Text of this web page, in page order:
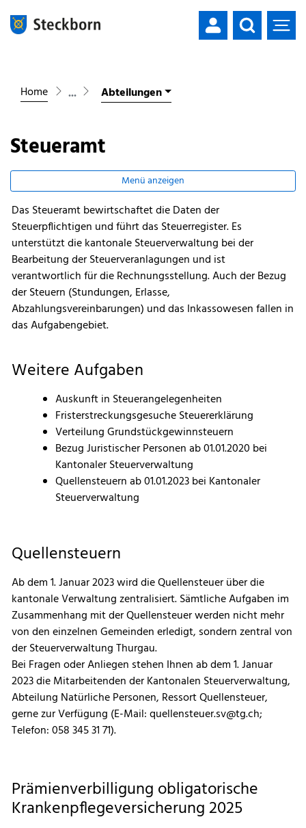
Mustergemeinde
Home Abteilungen
Steueramt
Menü anzeigen
Das Steueramt bewirtschaftet die Daten der
Steuerpflichtigen und führt das Steuerregister. Es
unterstützt die kantonale Steuerverwaltung bei der
Bearbeitung der Steuerveranlagungen und ist
verantwortlich für die Rechnungsstellung. Auch der Bezug
der Steuern (Stundungen, Erlasse,
Abzahlungsvereinbarungen) und das Inkassowesen fallen in
das Aufgabengebiet.
Weitere Aufgaben
Auskunft in Steuerangelegenheiten
Fristerstreckungsgesuche Steuererklärung
Verteilung Grundstückgewinnsteuern
Bezug Juristischer Personen ab 01.01.2020 bei
Kantonaler Steuerverwaltung
Quellensteuern ab 01.01.2023 bei Kantonaler
Steuerverwaltung
Quellensteuern
Ab dem 1. Januar 2023 wird die Quellensteuer über die
kantonale Verwaltung zentralisiert. Sämtliche Aufgaben im
Zusammenhang mit der Quellensteuer werden nicht mehr
von den einzelnen Gemeinden erledigt, sondern zentral von
der Steuerverwaltung Thurgau.
Bei Fragen oder Anliegen stehen Ihnen ab dem 1. Januar
2023 die Mitarbeitenden der Kantonalen Steuerverwaltung,
Abteilung Natürliche Personen, Ressort Quellensteuer,
gerne zur Verfügung (E-Mail: quellensteuer.sv@tg.ch;
Telefon: 058 345 31 71).
Prämienverbilligung obligatorische
Krankenpflegeversicherung 2025
Zugehörige Objekte